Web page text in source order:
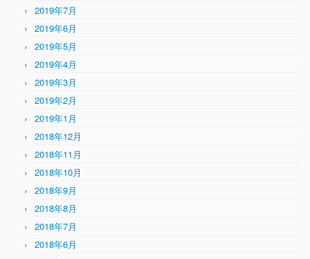
2019年7月
2019年6月
2019年5月
2019年4月
2019年3月
2019年2月
2019年1月
2018年12月
2018年11月
2018年10月
2018年9月
2018年8月
2018年7月
2018年6月